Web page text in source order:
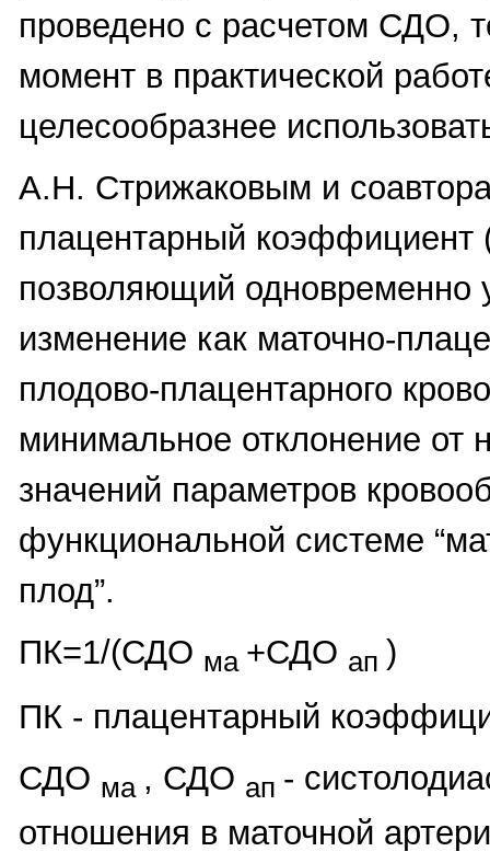
проведено с расчетом СДО,
момент в практической
целесообразнее
А.Н. Стрижаковым и
плацентарный коэффициент
позволяющий одновременно
изменение как маточно-
плодово-плацентарного
минимальное отклонение от
значений параметров
функциональной системе
плод”.
ПК=1/(СДО ма +СДО ап )
ПК - плацентарный
СДО ма , СДО ап -
отношения в маточной